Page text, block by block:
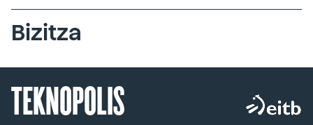
Bizitza
TEKNOPOLIS